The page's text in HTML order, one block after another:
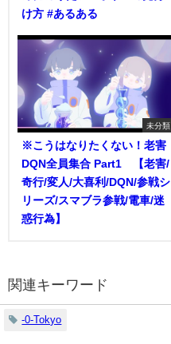
け方 #あるある
未分類
※こうはなりたくない！老害
DQN全員集合 Part1 【老害/
奇行/変人/大喜利/DQN/参戦シ
リーズ/スマブラ参戦/電車/迷
惑行為】
関連キーワード
-0-Tokyo